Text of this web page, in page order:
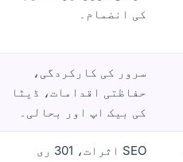
کی انضمام۔
سرور کی کارکردگی،
حفاظتی اقدامات، ڈیٹا
کی بیک اپ اور بحالی۔
SEO اثرات، 301 ری